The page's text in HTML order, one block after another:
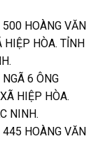
500 HOÀNG VĂN
HIỆP HÒA. TỈNH
6 ÔNG
HIỆP HÒA.
NINH.
445 HOÀNG VĂN